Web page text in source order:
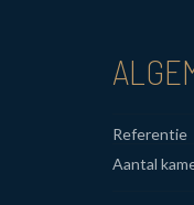
Referentie
Aantal